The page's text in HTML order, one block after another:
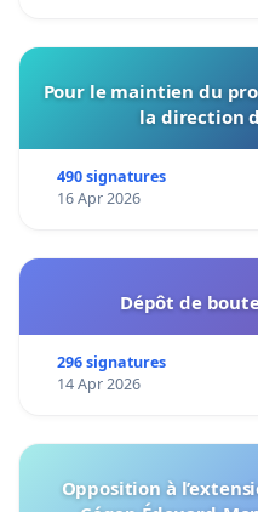
Pour le maintien du
la direction
490 signatures
16 Apr 2026
Dépôt de
296 signatures
14 Apr 2026
Opposition à